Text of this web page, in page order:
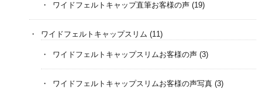
ワイドフェルトキャップ直筆お客様の声 (19)
ワイドフェルトキャップスリム (11)
ワイドフェルトキャップスリムお客様の声 (3)
ワイドフェルトキャップスリムお客様の声写真 (3)